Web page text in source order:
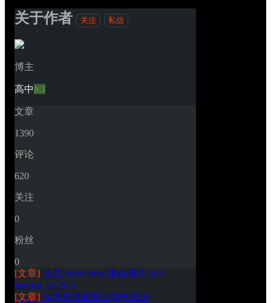
关于作者 关注 私信
博主
高中lv3
文章
1390
评论
620
关注
0
粉丝
0
[文章] 最佳 WordPress 缓存插件 WP
Rocket_v3.20.3
[文章] 闲鱼免费领取闲鱼号装扮